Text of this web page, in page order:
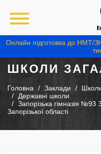
Онлайн підготовка до НМТ/
ШКОЛИ
Головна Заклади
Школи
Державні школи
Запорізька гімназія №93
Запорізької області